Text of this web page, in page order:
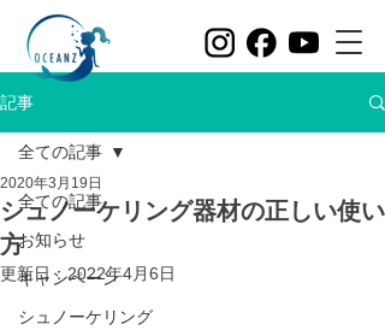
記事
全ての記事
お知らせ
キャンペーン
シュノーケリング
全ての記事
シュノーケリング器材の正しい使い
方
2020年3月19日
更新日：2022年4月6日